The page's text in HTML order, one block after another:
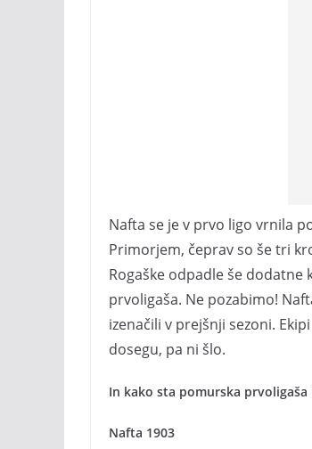
Nafta se je v prvo ligo vrnila
Primorjem, čeprav so še tri
Rogaške odpadle še dodatne
prvoligaša. Ne pozabimo!
izenačili v prejšnji sezoni.
dosegu, pa ni šlo.
In kako sta pomurska
Nafta 1903